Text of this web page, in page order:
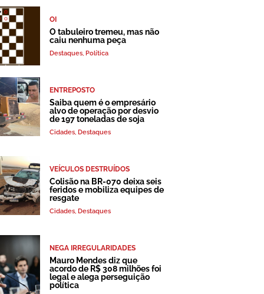
OI
O tabuleiro tremeu, mas não
caiu nenhuma peça
Destaques, Política
ENTREPOSTO
Saiba quem é o empresário
alvo de operação por desvio
de 197 toneladas de soja
Cidades, Destaques
VEÍCULOS DESTRUÍDOS
Colisão na BR-070 deixa seis
feridos e mobiliza equipes de
resgate
Cidades, Destaques
NEGA IRREGULARIDADES
Mauro Mendes diz que
acordo de R$ 308 milhões foi
legal e alega perseguição
política